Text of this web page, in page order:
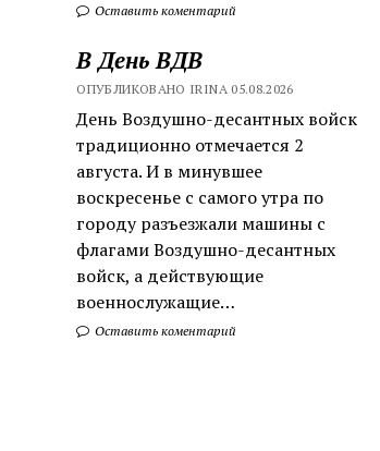
Оставить коментарий
В День ВДВ
ОПУБЛИКОВАНО IRINA 05.08.2026
День Воздушно-десантных войск
традиционно отмечается 2
августа. И в минувшее
воскресенье с самого утра по
городу разъезжали машины с
флагами Воздушно-десантных
войск, а действующие
военнослужащие…
Оставить коментарий